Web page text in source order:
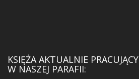
KSIĘŻA AKTUALNIE PRACUJĄCY
W NASZEJ PARAFII: